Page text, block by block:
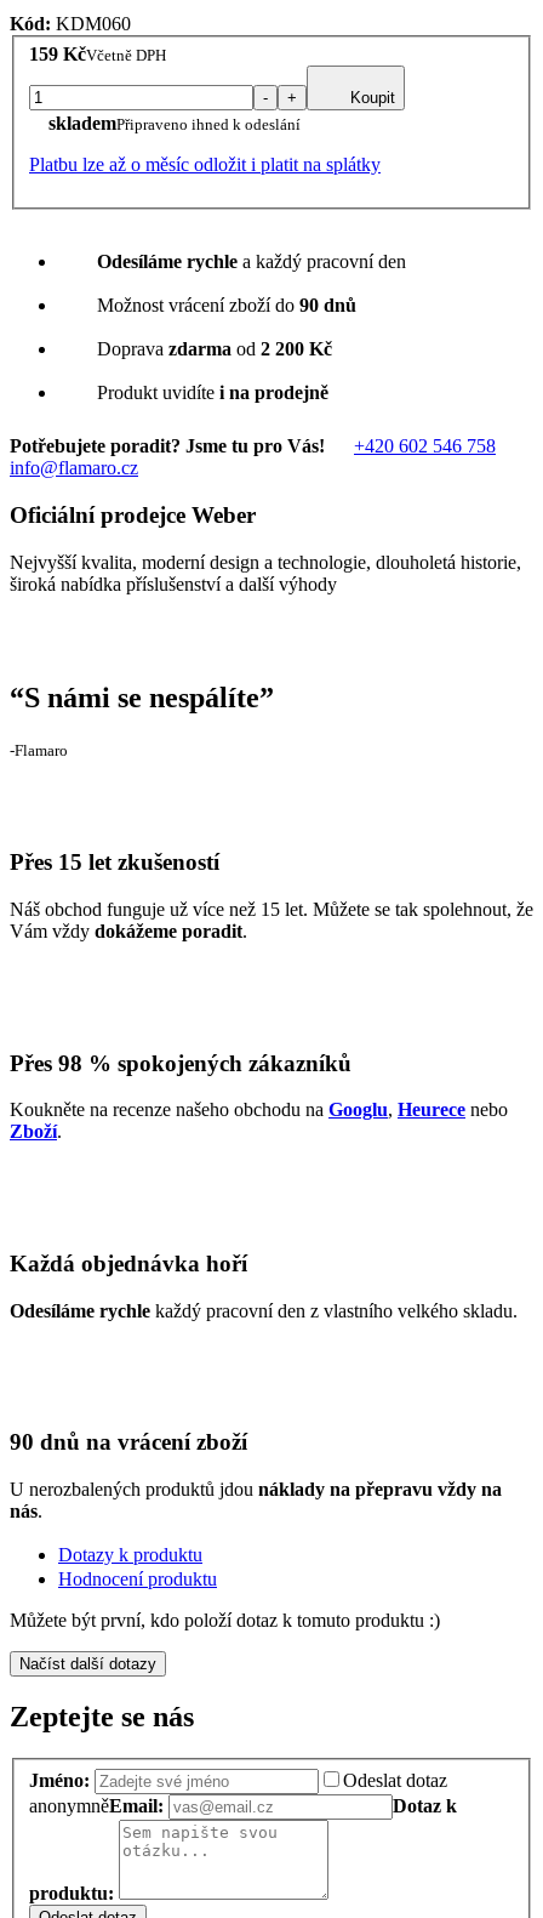
Kód: KDM060
159 KčVčetně DPH
- + Koupit
sklademPřipraveno ihned k odeslání
Platbu lze až o měsíc odložit i platit na splátky
Odesíláme rychle a každý pracovní den
Možnost vrácení zboží do 90 dnů
Doprava zdarma od 2 200 Kč
Produkt uvidíte i na prodejně
Potřebujete poradit? Jsme tu pro Vás!
+420 602 546 758
info@flamaro.cz
Oficiální prodejce Weber
Nejvyšší kvalita, moderní design a technologie, dlouholetá historie,
široká nabídka příslušenství a další výhody
“S námi se nespálíte”
‐Flamaro
Přes 15 let zkušeností
Náš obchod funguje už více než 15 let. Můžete se tak spolehnout, že
Vám vždy dokážeme poradit.
Přes 98 % spokojených zákazníků
Koukněte na recenze našeho obchodu na Googlu, Heurece nebo
Zboží.
Každá objednávka hoří
Odesíláme rychle každý pracovní den z vlastního velkého skladu.
90 dnů na vrácení zboží
U nerozbalených produktů jdou náklady na přepravu vždy na
nás.
Dotazy k produktu
Hodnocení produktu
Můžete být první, kdo položí dotaz k tomuto produktu :)
Načíst další dotazy
Zeptejte se nás
Jméno:
Odeslat dotaz
anonymněEmail: Dotaz k
produktu: